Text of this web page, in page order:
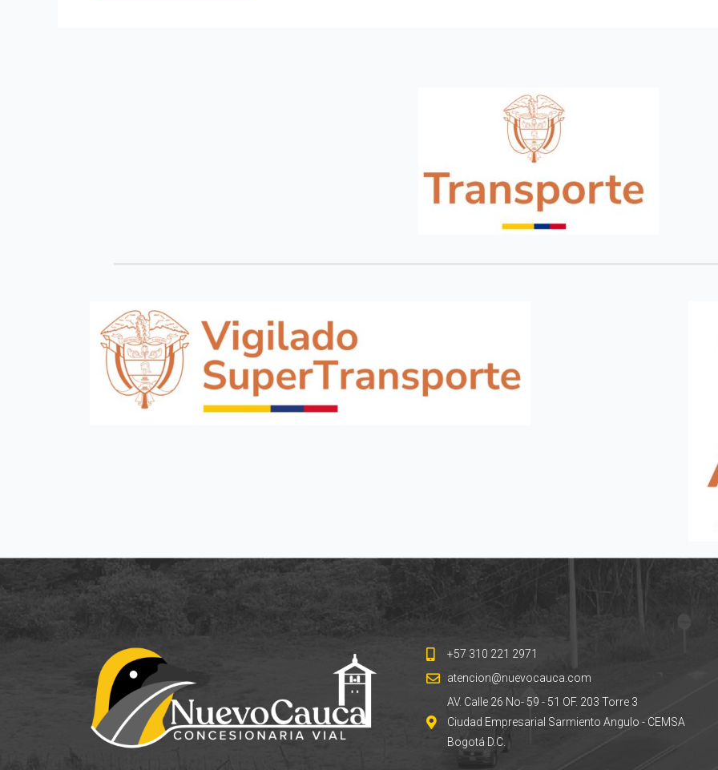
+57 310 221 2971
atencion@nuevocauca.com
AV. Calle 26 No- 59 - 51 OF. 203 Torre 3
Ciudad Empresarial Sarmiento Angulo - CEMSA
Bogotá D.C.